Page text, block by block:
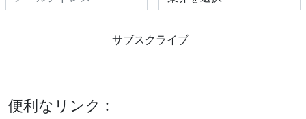
サブスクライブ
便利なリンク :